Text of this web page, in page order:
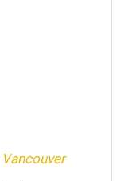
Vancouver